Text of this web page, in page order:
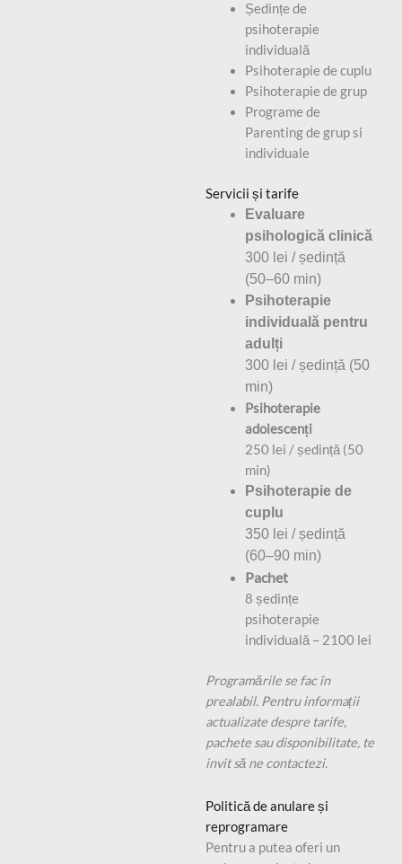
Ședințe de
psihoterapie
individuală
Psihoterapie de cuplu
Psihoterapie de grup
Programe de
Parenting de grup si
individuale
Servicii și tarife
Evaluare
psihologică clinică
300 lei / ședință
(50–60 min)
Psihoterapie
individuală pentru
adulți
300 lei / ședință (50
min)
Psihoterapie
adolescenți
250 lei / ședință (50
min)
Psihoterapie de
cuplu
350 lei / ședință
(60–90 min)
Pachet
8 ședințe
psihoterapie
individuală – 2100 lei
Programările se fac în
prealabil. Pentru informații
actualizate despre tarife,
pachete sau disponibilitate, te
invit să ne contactezi.
Politică de anulare și
reprogramare
Pentru a putea oferi un